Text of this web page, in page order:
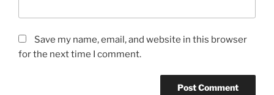
Save my name, email, and website in this browser
for the next time I comment.